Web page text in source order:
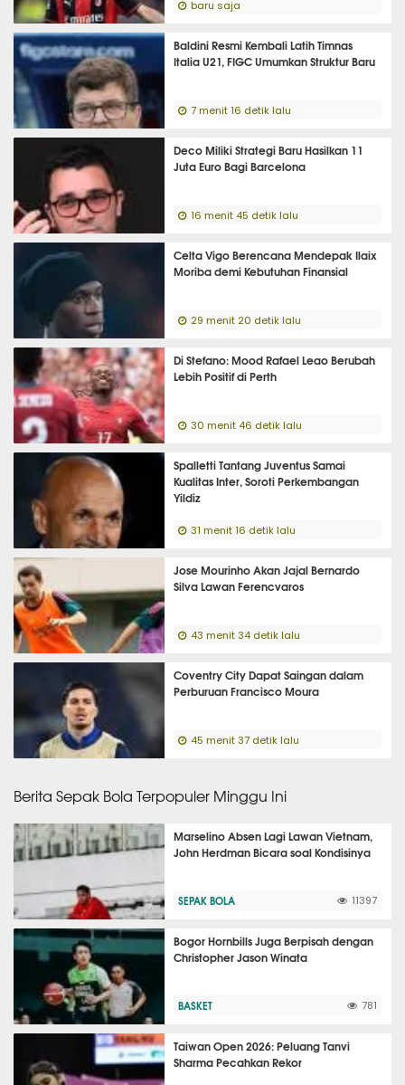
baru saja
Baldini Resmi Kembali Latih Timnas
Italia U21, FIGC Umumkan Struktur Baru
7 menit 16 detik lalu
Deco Miliki Strategi Baru Hasilkan 11
Juta Euro Bagi Barcelona
16 menit 45 detik lalu
Celta Vigo Berencana Mendepak Ilaix
Moriba demi Kebutuhan Finansial
29 menit 20 detik lalu
Di Stefano: Mood Rafael Leao Berubah
Lebih Positif di Perth
30 menit 46 detik lalu
Spalletti Tantang Juventus Samai
Kualitas Inter, Soroti Perkembangan
Yildiz
31 menit 16 detik lalu
Jose Mourinho Akan Jajal Bernardo
Silva Lawan Ferencvaros
43 menit 34 detik lalu
Coventry City Dapat Saingan dalam
Perburuan Francisco Moura
45 menit 37 detik lalu
Berita Sepak Bola Terpopuler Minggu Ini
Marselino Absen Lagi Lawan Vietnam,
John Herdman Bicara soal Kondisinya
SEPAK BOLA 11397
Bogor Hornbills Juga Berpisah dengan
Christopher Jason Winata
BASKET 781
Taiwan Open 2026: Peluang Tanvi
Sharma Pecahkan Rekor